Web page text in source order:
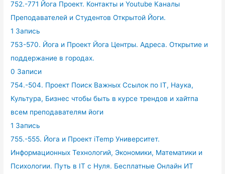
752.-771 Йога Проект. Контакты и Youtube Каналы
Преподавателей и Студентов Открытой Йоги.
1 Запись
753-570. Йога и Проект Йога Центры. Адреса. Открытие и
поддержание в городах.
0 Записи
754.-504. Проект Поиск Важных Ссылок по IT, Наука,
Культура, Бизнес чтобы быть в курсе трендов и хайтпа
всем преподавателям йоги
1 Запись
755.-555. Йога и Проект iTemp Университет.
Информационных Технологий, Экономики, Математики и
Психологии. Путь в IT с Нуля. Бесплатные Онлайн ИТ